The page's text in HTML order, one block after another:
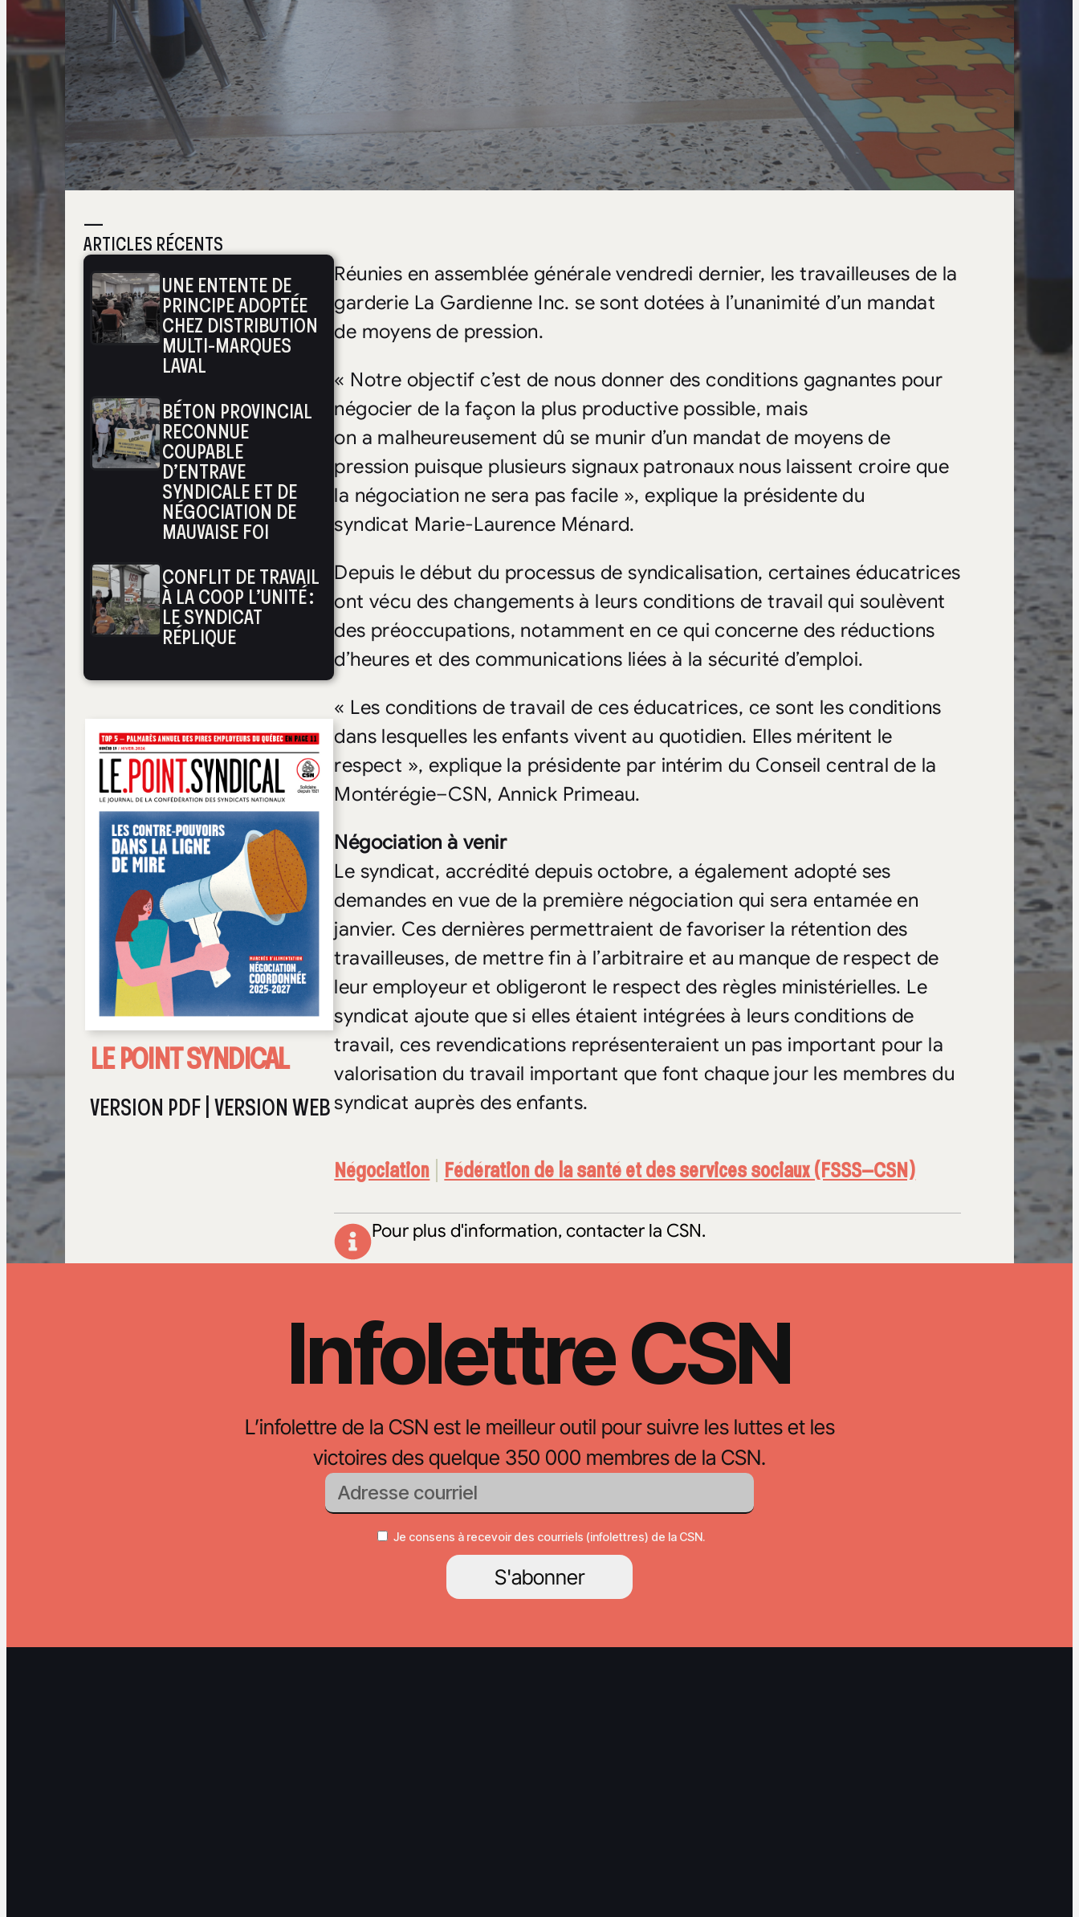
—
ARTICLES RÉCENTS
UNE ENTENTE DE
PRINCIPE ADOPTÉE
CHEZ DISTRIBUTION
MULTI-MARQUES
LAVAL
BÉTON PROVINCIAL
RECONNUE
COUPABLE
D’ENTRAVE
SYNDICALE ET DE
NÉGOCIATION DE
MAUVAISE FOI
CONFLIT DE TRAVAIL
À LA COOP L’UNITÉ :
LE SYNDICAT
RÉPLIQUE
LE POINT SYNDICAL
VERSION PDF|VERSION WEB
Réunies en assemblée générale vendredi dernier, les travailleuses de la
garderie La Gardienne Inc. se sont dotées à l’unanimité d’un mandat
de moyens de pression.
« Notre objectif c’est de nous donner des conditions gagnantes pour
négocier de la façon la plus productive possible, mais
on a malheureusement dû se munir d’un mandat de moyens de
pression puisque plusieurs signaux patronaux nous laissent croire que
la négociation ne sera pas facile », explique la présidente du
syndicat Marie-Laurence Ménard.
Depuis le début du processus de syndicalisation, certaines éducatrices
ont vécu des changements à leurs conditions de travail qui soulèvent
des préoccupations, notamment en ce qui concerne des réductions
d’heures et des communications liées à la sécurité d’emploi.
« Les conditions de travail de ces éducatrices, ce sont les conditions
dans lesquelles les enfants vivent au quotidien. Elles méritent le
respect », explique la présidente par intérim du Conseil central de la
Montérégie–CSN, Annick Primeau.
Négociation à venir
Le syndicat, accrédité depuis octobre, a également adopté ses
demandes en vue de la première négociation qui sera entamée en
janvier. Ces dernières permettraient de favoriser la rétention des
travailleuses, de mettre fin à l’arbitraire et au manque de respect de
leur employeur et obligeront le respect des règles ministérielles. Le
syndicat ajoute que si elles étaient intégrées à leurs conditions de
travail, ces revendications représenteraient un pas important pour la
valorisation du travail important que font chaque jour les membres du
syndicat auprès des enfants.
Négociation Fédération de la santé et des services sociaux (FSSS–CSN)
Pour plus d'information, contacter la CSN.
Infolettre CSN
L’infolettre de la CSN est le meilleur outil pour suivre les luttes et les
victoires des quelque 350 000 membres de la CSN.
Je consens à recevoir des courriels (infolettres) de la CSN.
S'abonner